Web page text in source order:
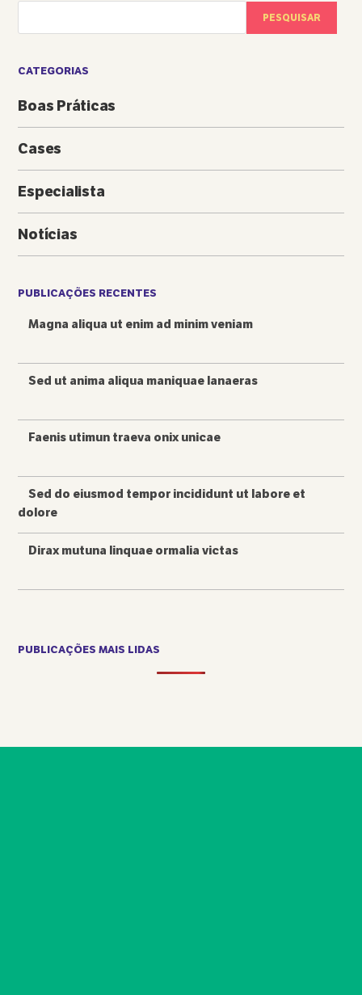
PESQUISAR
CATEGORIAS
Boas Práticas
Cases
Especialista
Notícias
PUBLICAÇÕES RECENTES
Magna aliqua ut enim ad minim veniam
Sed ut anima aliqua maniquae lanaeras
Faenis utimun traeva onix unicae
Sed do eiusmod tempor incididunt ut labore et
dolore
Dirax mutuna linquae ormalia victas
PUBLICAÇÕES MAIS LIDAS